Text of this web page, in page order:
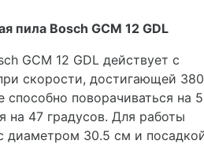
пила Bosch GCM 12 GDL
GCM 12 GDL действует с
скорости, достигающей
поворачиваться на
на 47 градусов. Для работы
диаметром 30.5 см и